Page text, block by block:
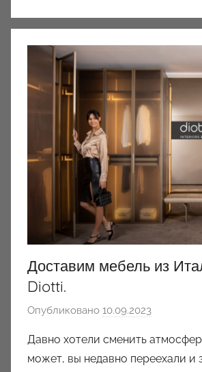
Доставим мебель из
Diotti.
Опубликовано 10.09.2023
т
о
Давно хотели сменить
может, вы недавно переехали и